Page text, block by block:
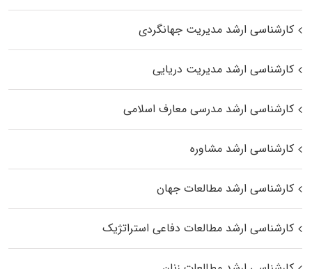
کارشناسی ارشد مدیریت جهانگردی
کارشناسی ارشد مدیریت دریایی
کارشناسی ارشد مدرسی معارف اسلامی
کارشناسی ارشد مشاوره
کارشناسی ارشد مطالعات جهان
کارشناسی ارشد مطالعات دفاعی استراتژیک